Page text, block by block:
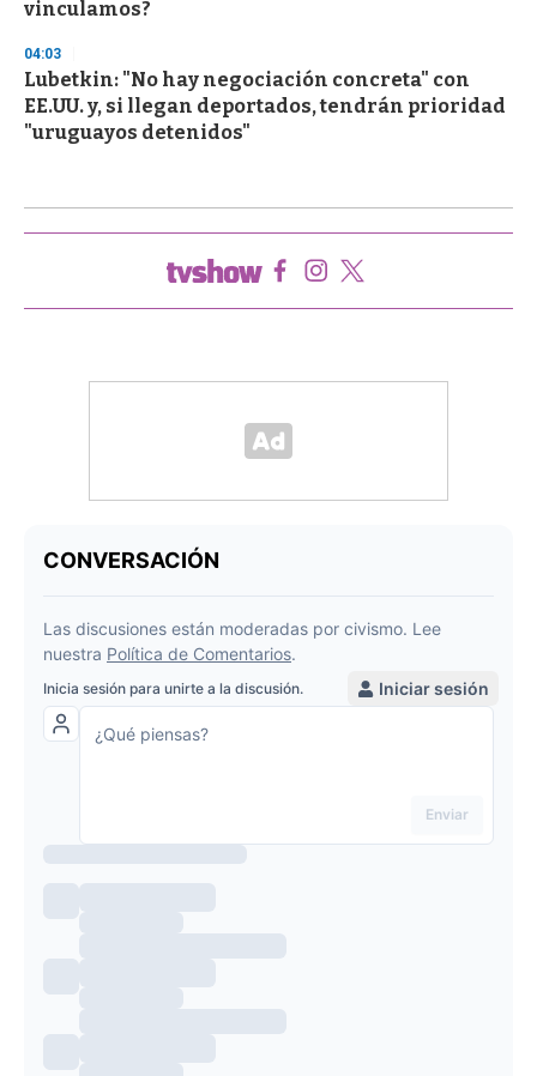
vinculamos?
04:03
Lubetkin: "No hay negociación concreta" con
EE.UU. y, si llegan deportados, tendrán prioridad
"uruguayos detenidos"